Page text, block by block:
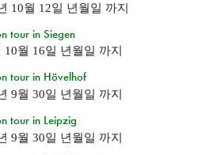
10월 12일 년월일 까지
tour in Siegen
10월 16일 년월일 까지
tour in Hövelhof
9월 30일 년월일 까지
tour in Leipzig
9월 30일 년월일 까지